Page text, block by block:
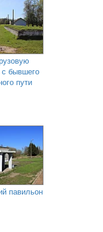
бывшего
пути
павильон